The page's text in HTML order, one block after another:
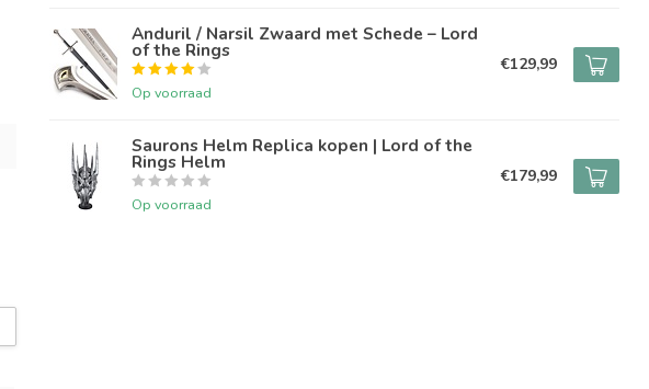
Anduril / Narsil Zwaard met Schede – Lord
of the Rings
Op voorraad
€129,99
Saurons Helm Replica kopen | Lord of the
Rings Helm
Op voorraad
€179,99